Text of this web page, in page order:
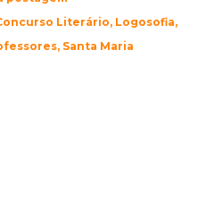
Literário Logosofia
Santa Maria